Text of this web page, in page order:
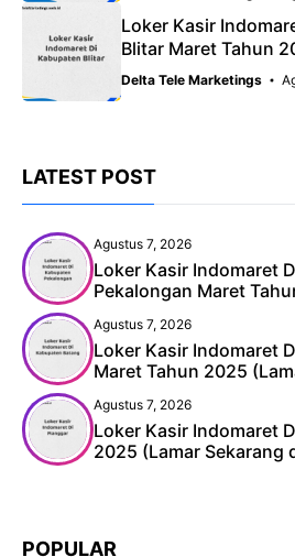
Loker Kasir
Blitar Maret Tahun
Delta Tele Marketings
LATEST POST
Agustus 7, 2026
Loker Kasir Indomaret
Pekalongan Maret
Agustus 7, 2026
Loker Kasir Indomaret
Maret Tahun 2025
Agustus 7, 2026
Loker Kasir Indomaret
2025 (Lamar Sekarang
POPULAR